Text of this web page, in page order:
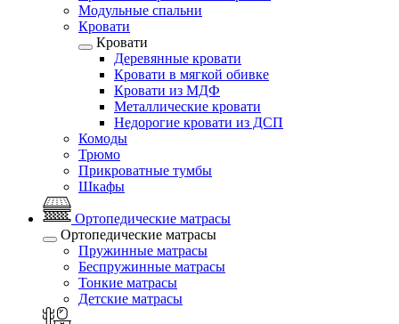
Модульные спальни
Кровати
Кровати
Деревянные кровати
Кровати в мягкой обивке
Кровати из МДФ
Металлические кровати
Недорогие кровати из ДСП
Комоды
Трюмо
Прикроватные тумбы
Шкафы
Ортопедические матрасы
Ортопедические матрасы
Пружинные матрасы
Беспружинные матрасы
Тонкие матрасы
Детские матрасы